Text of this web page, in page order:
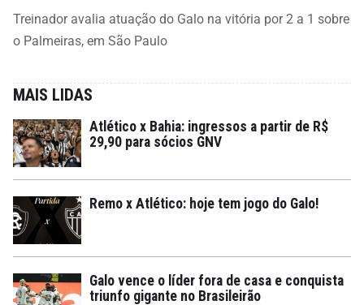
Treinador avalia atuação do Galo na vitória por 2 a 1 sobre
o Palmeiras, em São Paulo
MAIS LIDAS
Atlético x Bahia: ingressos a partir de R$
29,90 para sócios GNV
Remo x Atlético: hoje tem jogo do Galo!
Galo vence o líder fora de casa e conquista
triunfo gigante no Brasileirão